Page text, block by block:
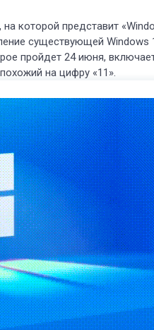
которой представит
существующей
пройдет 24 июня,
на цифру «11».